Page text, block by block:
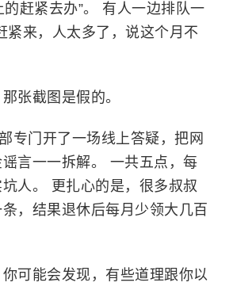
赶紧去办”。 有人一边排队一
紧来，人太多了，说这个月不
张截图是假的。
专门开了一场线上答疑，把网
言一一拆解。 一共五点，每
人。 更扎心的是，很多叔叔
，结果退休后每月少领大几百
可能会发现，有些道理跟你以